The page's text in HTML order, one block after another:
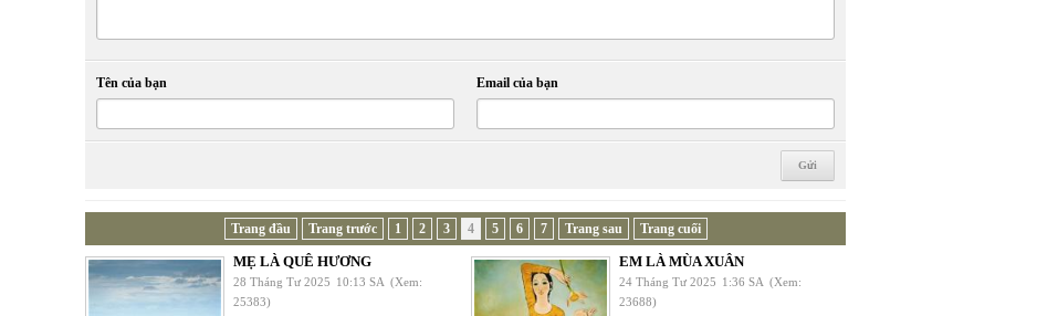
Tên của bạn Email của bạn
Trang đầu Trang trước 1 2 3 4 5 6 7 Trang sau Trang cuối
MẸ LÀ QUÊ HƯƠNG
28 Tháng Tư 2025 10:13 SA (Xem:
25383)
EM LÀ MÙA XUÂN
24 Tháng Tư 2025 1:36 SA (Xem:
23688)